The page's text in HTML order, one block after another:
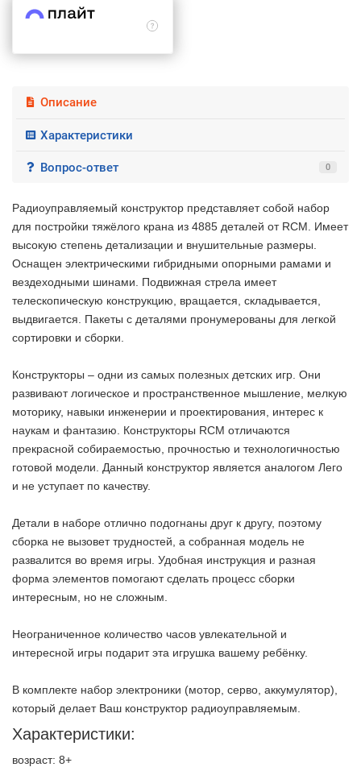
Описание
Характеристики
Вопрос-ответ 0
Радиоуправляемый конструктор представляет собой набор
для постройки тяжёлого крана из 4885 деталей от RCM. Имеет
высокую степень детализации и внушительные размеры.
Оснащен электрическими гибридными опорными рамами и
вездеходными шинами. Подвижная стрела имеет
телескопическую конструкцию, вращается, складывается,
выдвигается. Пакеты с деталями пронумерованы для легкой
сортировки и сборки.
Конструкторы – одни из самых полезных детских игр. Они
развивают логическое и пространственное мышление, мелкую
моторику, навыки инженерии и проектирования, интерес к
наукам и фантазию. Конструкторы RCM отличаются
прекрасной собираемостью, прочностью и технологичностью
готовой модели. Данный конструктор является аналогом Лего
и не уступает по качеству.
Детали в наборе отлично подогнаны друг к другу, поэтому
сборка не вызовет трудностей, а собранная модель не
развалится во время игры. Удобная инструкция и разная
форма элементов помогают сделать процесс сборки
интересным, но не сложным.
Неограниченное количество часов увлекательной и
интересной игры подарит эта игрушка вашему ребёнку.
В комплекте набор электроники (мотор, серво, аккумулятор),
который делает Ваш конструктор радиоуправляемым.
Характеристики:
возраст: 8+
2 недели